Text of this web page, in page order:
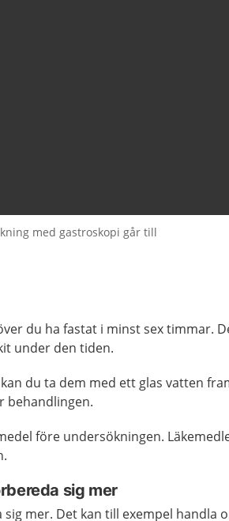
med gastroskopi går till
du ha fastat i minst sex timmar.
under den tiden.
du ta dem med ett glas vatten
behandlingen.
före undersökningen.
sig mer
mer. Det kan till exempel handla